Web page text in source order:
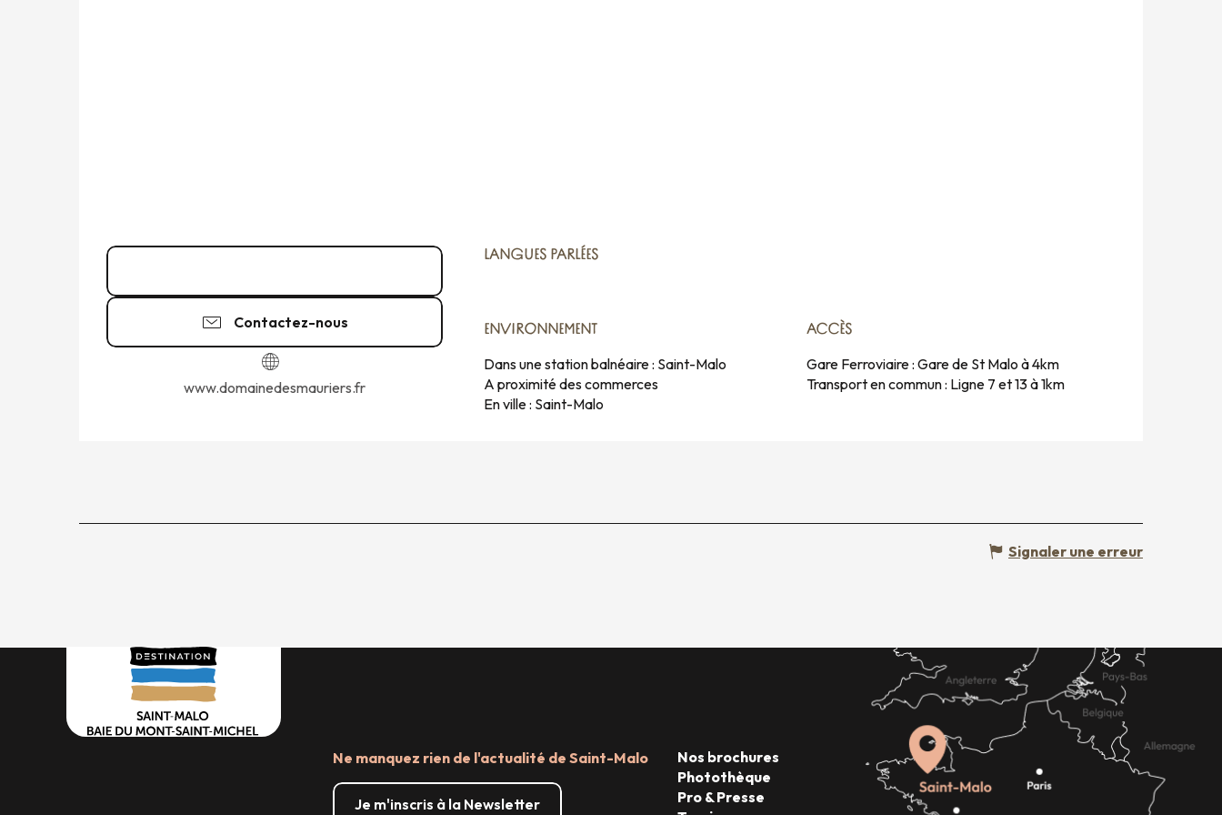
Contactez-nous
www.domainedesmauriers.fr
LANGUES PARLÉES
LANGUES PARLÉES
ENVIRONNEMENT
ENVIRONNEMENT
Dans une station balnéaire : Saint-Malo
A proximité des commerces
En ville : Saint-Malo
ACCÈS
ACCÈS
Gare Ferroviaire : Gare de St Malo à 4km
Transport en commun : Ligne 7 et 13 à 1km
Signaler une erreur
Ne manquez rien de l'actualité de Saint-Malo
Je m'inscris à la Newsletter
Nos brochures
Photothèque
Pro & Presse